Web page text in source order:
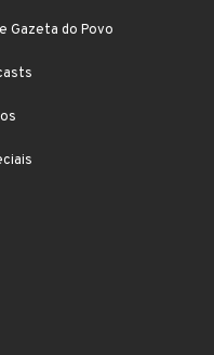
Gazeta do Povo